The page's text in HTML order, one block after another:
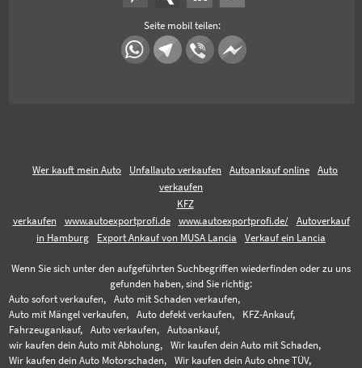
Seite mobil teilen:
Wer kauft mein Auto Unfallauto verkaufen Autoankauf online
Auto
verkaufen
KFZ
verkaufen
www.autoexportprofi.de www.autoexportprofi.de/
Autoverkauf
in Hamburg
Export Ankauf von MUSA Lancia Verkauf ein Lancia
Wenn Sie sich unter den aufgeführten Suchbegriffen wiederfinden oder zu uns
gefunden haben, sind Sie richtig:
Auto sofort verkaufen,
Auto mit Schaden verkaufen,
Auto mit Mängel verkaufen,
Auto defekt verkaufen,
KFZ-Ankauf,
Fahrzeugankauf,
Auto verkaufen,
Autoankauf,
wir kaufen dein Auto mit Abholung,
Wir kaufen dein Auto mit Schaden,
Wir kaufen dein Auto Motorschaden,
Wir kaufen dein Auto ohne TÜV,